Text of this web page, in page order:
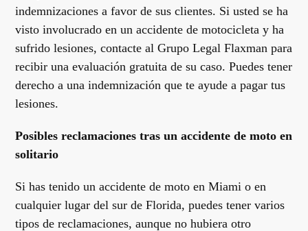
indemnizaciones a favor de sus clientes. Si usted se ha
visto involucrado en un accidente de motocicleta y ha
sufrido lesiones, contacte al Grupo Legal Flaxman para
recibir una evaluación gratuita de su caso. Puedes tener
derecho a una indemnización que te ayude a pagar tus
lesiones.
Posibles reclamaciones tras un accidente de moto en
solitario
Si has tenido un accidente de moto en Miami o en
cualquier lugar del sur de Florida, puedes tener varios
tipos de reclamaciones, aunque no hubiera otro